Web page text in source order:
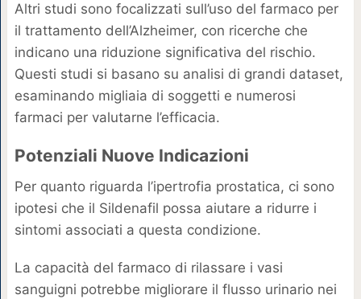
Altri studi sono focalizzati sull’uso del farmaco per
il trattamento dell’Alzheimer, con ricerche che
indicano una riduzione significativa del rischio.
Questi studi si basano su analisi di grandi dataset,
esaminando migliaia di soggetti e numerosi
farmaci per valutarne l’efficacia.
Potenziali Nuove Indicazioni
Per quanto riguarda l’ipertrofia prostatica, ci sono
ipotesi che il Sildenafil possa aiutare a ridurre i
sintomi associati a questa condizione.
La capacità del farmaco di rilassare i vasi
sanguigni potrebbe migliorare il flusso urinario nei